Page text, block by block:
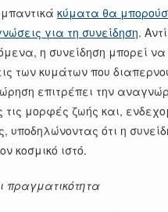
κύματα θα
για τη συνείδηση.
η συνείδηση μπορεί να
των κυμάτων που
επιτρέπει την
τις μορφές ζωής και,
υποδηλώνοντας ότι η
κοσμικό ιστό.
πραγματικότητα